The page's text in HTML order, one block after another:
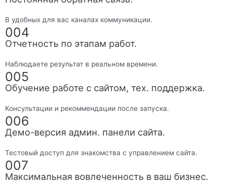
В удобных для вас каналах коммуникации.
004
Отчетность по этапам работ.
Наблюдаете результат в реальном времени.
005
Обучение работе с сайтом, тех. поддержка.
Консультации и рекоммендации после запуска.
006
Демо-версия админ. панели сайта.
Тестовый доступ для знакомства с управлением сайта.
007
Максимальная вовлеченность в ваш бизнес.